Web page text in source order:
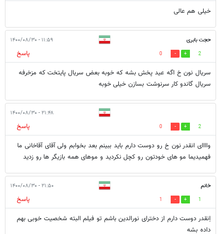
خیلی هم عالی
حجت بابری ۱۱:۵۹ - ۱۴۰۰/۰۸/۳۰
2
0
پاسخ
سریال نون خ اگه عید پخش بشه که خوبه بعض سریال پایتخت که مزخرفه
سریال گاندو کار سرنوشت بسازن خیلی خوبه
۲۱:۴۸ - ۱۴۰۰/۰۸/۳۰
2
0
پاسخ
واااای انقدر نون خ رو دوست دارم باید ببینم بعد بخوابم ولی آقای آقاخانی ما
فهمیدیما مو های خودتون رو کچل نکردید و موهای همه بازیگر ها رو زدید
خانم ۲۱:۵۰ - ۱۴۰۰/۰۸/۳۰
1
1
پاسخ
اِنقدر دوست دارم از دخترای نورالدین باشم تو فیلم البته شخصیت خوبی بهم
داده بشه